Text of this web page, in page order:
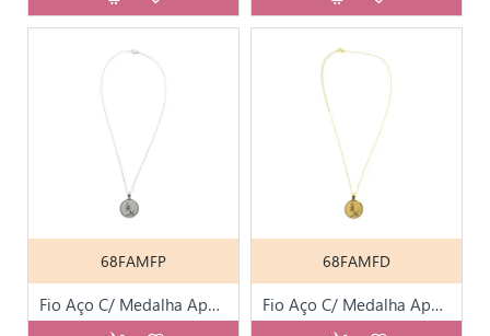
68FAMFP
Fio Aço C/ Medalha Aparição de Fátima Prateado
68FAMFD
Fio Aço C/ Medalha Aparição de Fátima Dourado